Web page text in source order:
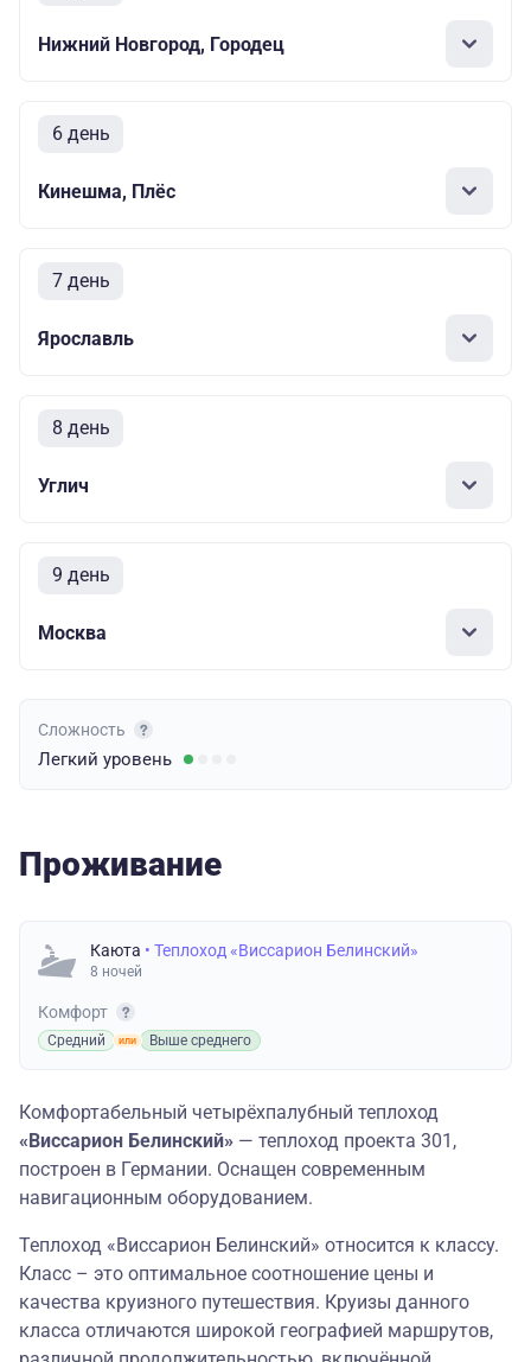
Нижний Новгород, Городец
6 день
Кинешма, Плёс
7 день
Ярославль
8 день
Углич
9 день
Москва
Сложность
Легкий уровень
Проживание
Каюта • Теплоход «Виссарион Белинский»
8 ночей
Комфорт
Средний Выше среднего
Комфортабельный четырёхпалубный теплоход
«Виссарион Белинский» — теплоход проекта 301,
построен в Германии. Оснащен современным
навигационным оборудованием.
Теплоход «Виссарион Белинский» относится к классу.
Класс – это оптимальное соотношение цены и
качества круизного путешествия. Круизы данного
класса отличаются широкой географией маршрутов,